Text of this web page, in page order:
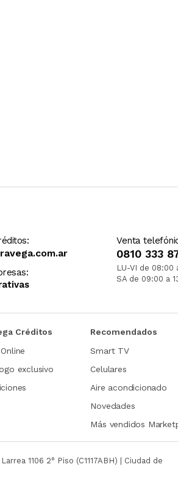
Venta
0810 333
LU-VI de 08:00
SA de 09:00 a
Créditos
exclusivo
Recomendados
Smart TV
Celulares
Aire acondicionado
Novedades
Más vendidos
1106 2° Piso (C1117ABH) | Ciudad de